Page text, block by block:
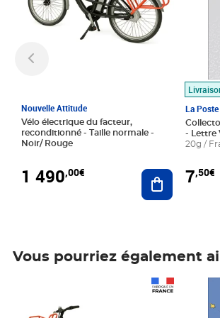
Nouvelle Attitude
Vélo électrique du facteur,
reconditionné - Taille normale -
Noir/ Rouge
1 490,00€ Ajouter au
La Poste
- Lettre
20g /
7,50€
Vous pourriez également
Prix